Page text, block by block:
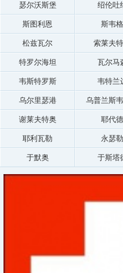
瑟尔沃斯堡 绍伦吐
斯图利恩 斯韦格
松兹瓦尔 索莱夫
特罗尔海坦 瓦尔马
韦斯特罗斯 韦特兰
乌尔里瑟港 乌普兰斯
谢莱夫特奥 耶代德
耶利瓦勒 永瑟勒
于默奥 于斯塔